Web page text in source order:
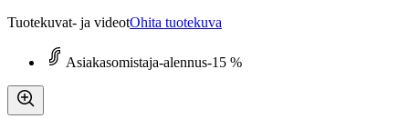
Tuotekuvat- ja videotOhita tuotekuva
Asiakasomistaja-alennus-15 %